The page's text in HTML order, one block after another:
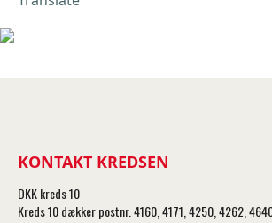
KONTAKT KREDSEN
DKK kreds 10
Kreds 10 dækker postnr. 4160, 4171, 4250, 4262,